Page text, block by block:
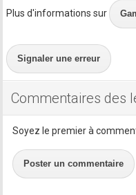
Plus d'informations sur
Signaler une erreur
Commentaires des
Soyez le premier à
Poster un commentaire